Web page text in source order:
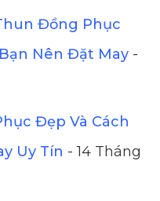
Đồng Phục
Nên Đặt May -
Đẹp Và Cách
Uy Tín - 14 Tháng